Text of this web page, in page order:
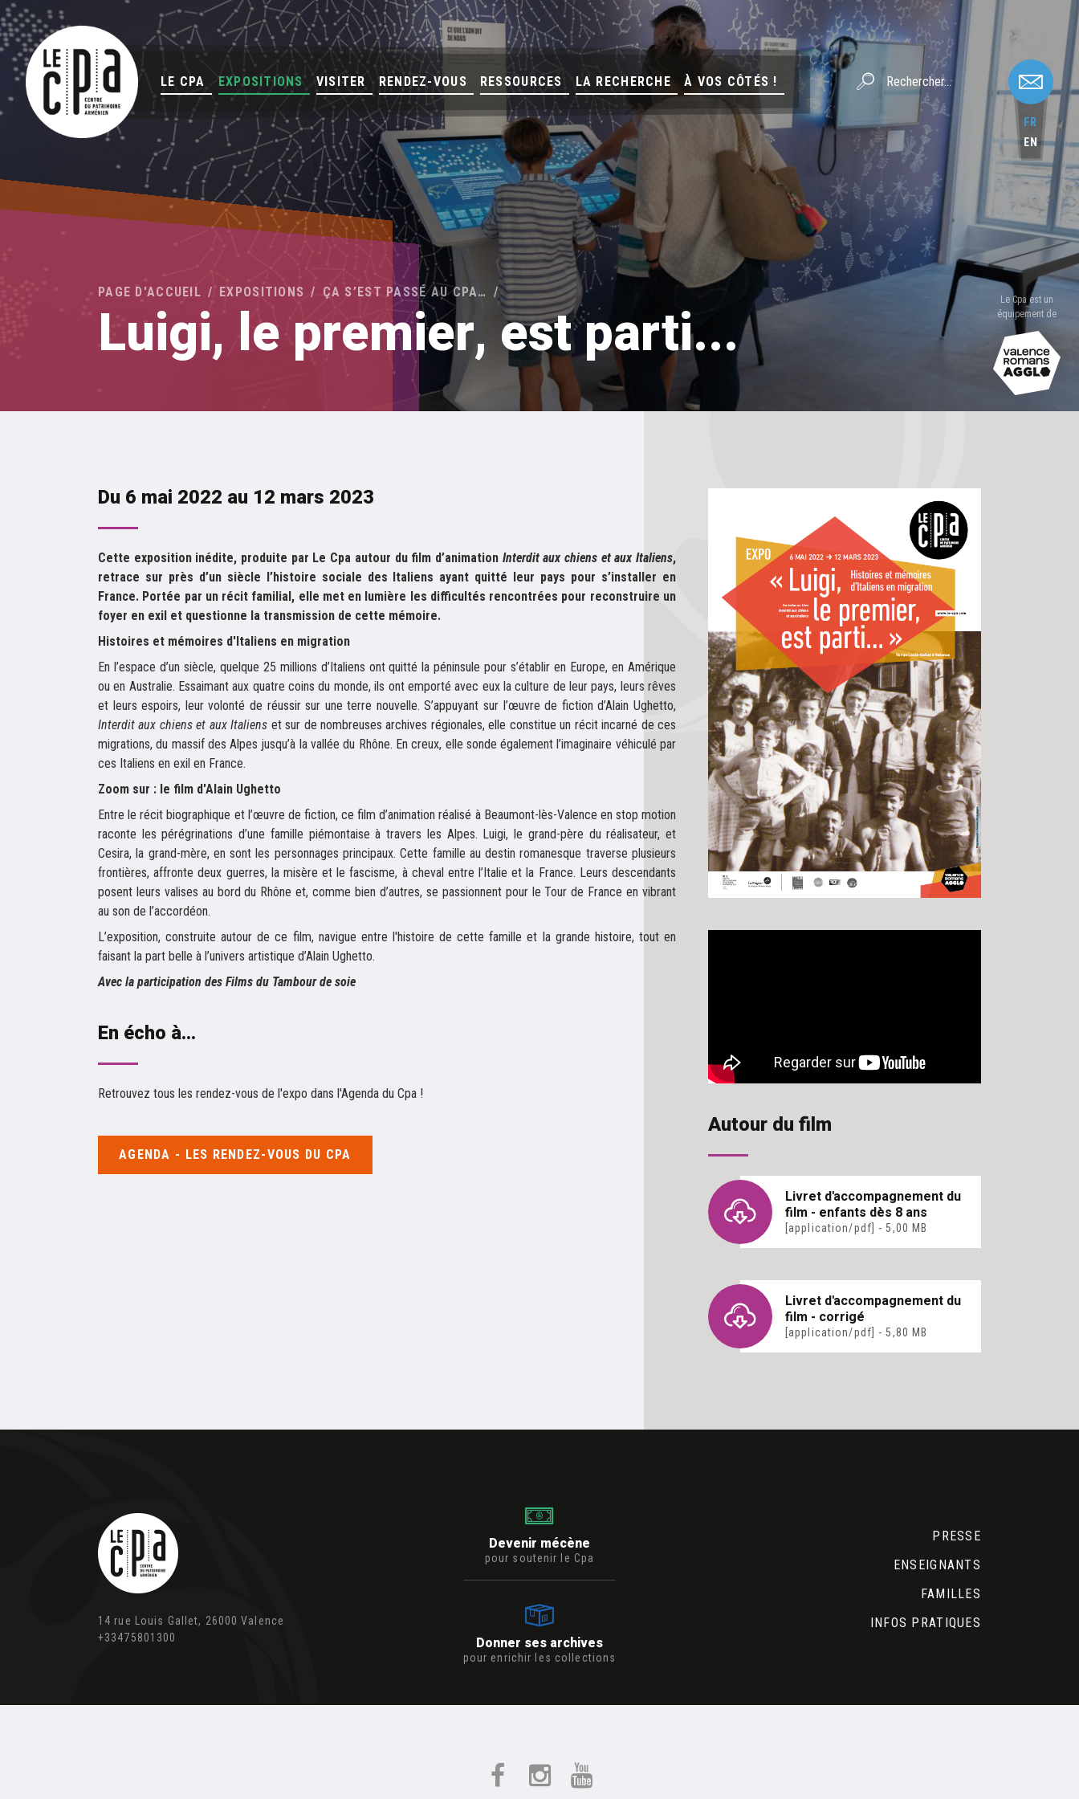
LE CPA EXPOSITIONS VISITER RENDEZ-VOUS RESSOURCES LA RECHERCHE À VOS CÔTÉS !
FR
EN
Le Cpa est un
équipement de
PAGE D'ACCUEIL EXPOSITIONS ÇA S’EST PASSÉ AU CPA…
Luigi, le premier, est parti...
Du 6 mai 2022 au 12 mars 2023
Cette exposition inédite, produite par Le Cpa autour du film d’animation Interdit aux chiens et aux Italiens,
retrace sur près d’un siècle l’histoire sociale des Italiens ayant quitté leur pays pour s’installer en
France. Portée par un récit familial, elle met en lumière les difficultés rencontrées pour reconstruire un
foyer en exil et questionne la transmission de cette mémoire.
Histoires et mémoires d'Italiens en migration
En l’espace d’un siècle, quelque 25 millions d’Italiens ont quitté la péninsule pour s’établir en Europe, en Amérique
ou en Australie. Essaimant aux quatre coins du monde, ils ont emporté avec eux la culture de leur pays, leurs rêves
et leurs espoirs, leur volonté de réussir sur une terre nouvelle. S’appuyant sur l’œuvre de fiction d’Alain Ughetto,
Interdit aux chiens et aux Italiens et sur de nombreuses archives régionales, elle constitue un récit incarné de ces
migrations, du massif des Alpes jusqu’à la vallée du Rhône. En creux, elle sonde également l’imaginaire véhiculé par
ces Italiens en exil en France.
Zoom sur : le film d'Alain Ughetto
Entre le récit biographique et l’œuvre de fiction, ce film d’animation réalisé à Beaumont-lès-Valence en stop motion
raconte les pérégrinations d’une famille piémontaise à travers les Alpes. Luigi, le grand-père du réalisateur, et
Cesira, la grand-mère, en sont les personnages principaux. Cette famille au destin romanesque traverse plusieurs
frontières, affronte deux guerres, la misère et le fascisme, à cheval entre l’Italie et la France. Leurs descendants
posent leurs valises au bord du Rhône et, comme bien d’autres, se passionnent pour le Tour de France en vibrant
au son de l’accordéon.
L’exposition, construite autour de ce film, navigue entre l'histoire de cette famille et la grande histoire, tout en
faisant la part belle à l’univers artistique d’Alain Ughetto.
Avec la participation des Films du Tambour de soie
En écho à...
Retrouvez tous les rendez-vous de l'expo dans l'Agenda du Cpa !
AGENDA - LES RENDEZ-VOUS DU CPA
Autour du film
Livret d'accompagnement du
film - enfants dès 8 ans
[application/pdf] - 5,00 MB
Livret d'accompagnement du
film - corrigé
[application/pdf] - 5,80 MB
14 rue Louis Gallet, 26000 Valence
+33475801300
PRESSE
ENSEIGNANTS
FAMILLES
INFOS PRATIQUES
Devenir mécène
pour soutenir le Cpa
Donner ses archives
pour enrichir les collections